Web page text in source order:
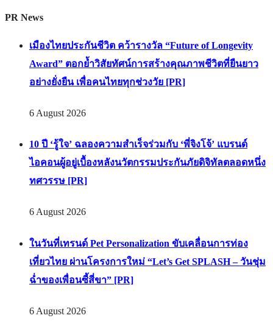
PR News
เมืองไทยประกันชีวิต คว้ารางวัล “Future of Longevity
Award” ตอกย้ำวิสัยทัศน์การสร้างคุณภาพชีวิตที่ยืนยาว
อย่างยั่งยืน เพื่อคนไทยทุกช่วงวัย [PR]
6 August 2026
10 ปี ‘รู้ใจ’ ฉลองความสำเร็จร่วมกับ ‘พี่จิงโจ้’ แบรนด์
ไอคอนผู้อยู่เบื้องหลังนวัตกรรมประกันภัยดิจิทัลตลอดหนึ่ง
ทศวรรษ [PR]
6 August 2026
ในวันที่เทรนด์ Pet Personalization ขับเคลื่อนการท่อง
เที่ยวไทย ผ่านโครงการใหม่ “Let’s Get SPLASH – วันชุ่ม
ฉ่ำของเพื่อนซี้สี่ขา” [PR]
6 August 2026